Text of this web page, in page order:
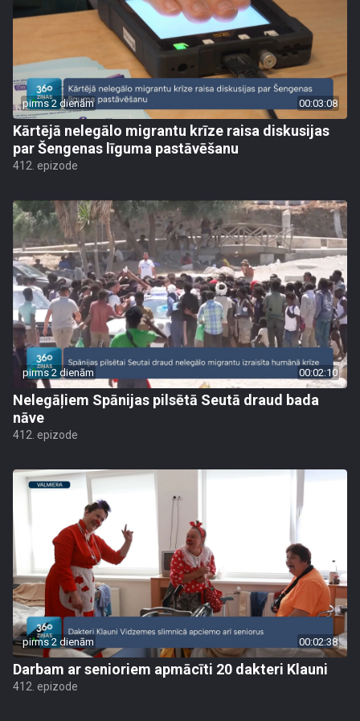
pirms 2 dienām 00:03:08
Kārtējā nelegālo migrantu krīze raisa diskusijas
par Šengenas līguma pastāvēšanu
412. epizode
pirms 2 dienām 00:02:10
Nelegāļiem Spānijas pilsētā Seutā draud bada
nāve
412. epizode
pirms 2 dienām 00:02:38
Darbam ar senioriem apmācīti 20 dakteri Klauni
412. epizode